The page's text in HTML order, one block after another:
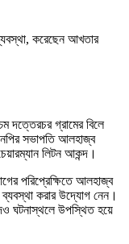
দত্তেরচর গ্রামের বিলে
সভাপতি আলহাজ্ব
লিটন আকন্দ।
পরিপ্রেক্ষিতে আলহাজ্ব
ব্যবস্থা করার উদ্যোগ নেন।
ঘটনাস্থলে উপস্থিত হয়ে